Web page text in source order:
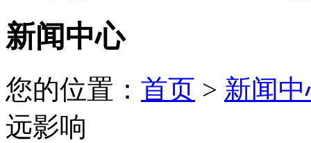
新闻中心
您的位置： 首页 > 新闻
远影响